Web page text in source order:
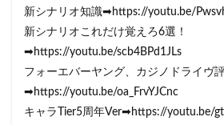
新シナリオ知識➡https://youtu.be/
新シナリオこれだけ覚えろ6選！
➡https://youtu.be/scb4BPd1JLs
フォーエバーヤング、カジノドライヴ
➡https://youtu.be/oa_FrvYJCnc
キャラTier5周年Ver➡https://youtu.be/